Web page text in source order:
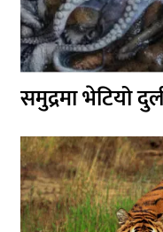
समुद्रमा भेटियो